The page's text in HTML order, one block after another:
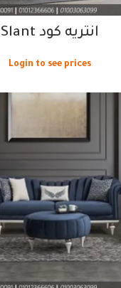
انتريه كود Slant
Login to see prices